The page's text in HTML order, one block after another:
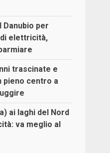
Danubio per
elettricità,
trascinate e
pieno centro a
ai laghi del Nord
va meglio al